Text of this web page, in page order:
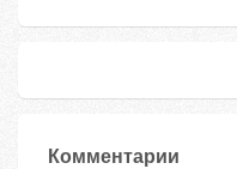
Комментарии